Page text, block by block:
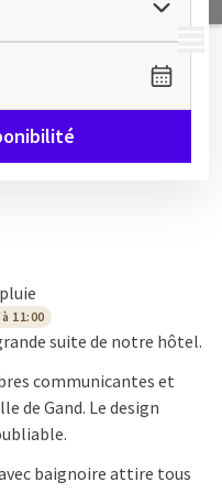
MENU
11:00
suite de notre hôtel.
communicantes et
de Gand. Le design
baignoire attire tous